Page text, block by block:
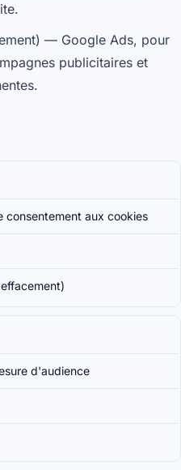
— Google Ads, pour
publicitaires et
consentement aux cookies
d'audience